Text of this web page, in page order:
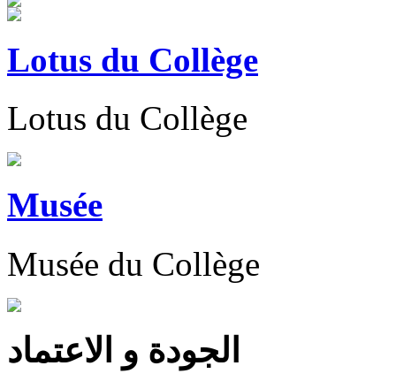
Lotus du Collège
Lotus du Collège
Musée
Musée du Collège
الجودة و الاعتماد